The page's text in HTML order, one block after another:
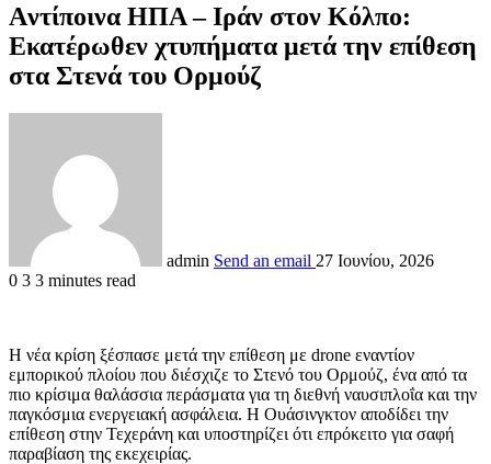
Aντίποινα ΗΠΑ – Ιράν στον Κόλπο:
Εκατέρωθεν χτυπήματα μετά την επίθεση
στα Στενά του Ορμούζ
admin Send an email 27 Ιουνίου, 2026
0 3 3 minutes read
Η νέα κρίση ξέσπασε μετά την επίθεση με drone εναντίον
εμπορικού πλοίου που διέσχιζε το Στενό του Ορμούζ, ένα από τα
πιο κρίσιμα θαλάσσια περάσματα για τη διεθνή ναυσιπλοΐα και την
παγκόσμια ενεργειακή ασφάλεια. Η Ουάσινγκτον αποδίδει την
επίθεση στην Τεχεράνη και υποστηρίζει ότι επρόκειτο για σαφή
παραβίαση της εκεχειρίας.